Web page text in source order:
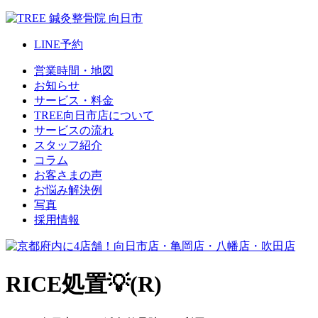
LINE予約
営業時間・地図
お知らせ
サービス・料金
TREE向日市店について
サービスの流れ
スタッフ紹介
コラム
お客さまの声
お悩み解決例
写真
採用情報
RICE処置💡(R)